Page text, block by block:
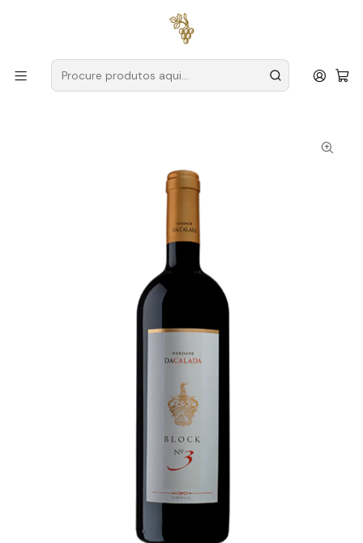
para encomendas a partir de
Produtores Alentejo
Herdade da Calada
Herdade da Calada Block No.3 Magnum 2016 Alentejo Tinto
1,5L